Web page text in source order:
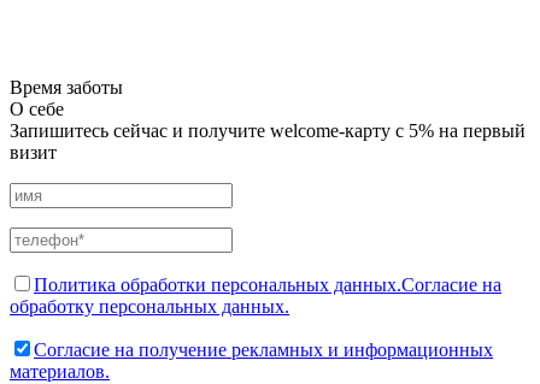
Время заботы
О себе
Запишитесь сейчас и получите welcome-карту с 5% на первый
визит
Политика обработки персональных данных.Согласие на
обработку персональных данных.
Согласие на получение рекламных и информационных
материалов.